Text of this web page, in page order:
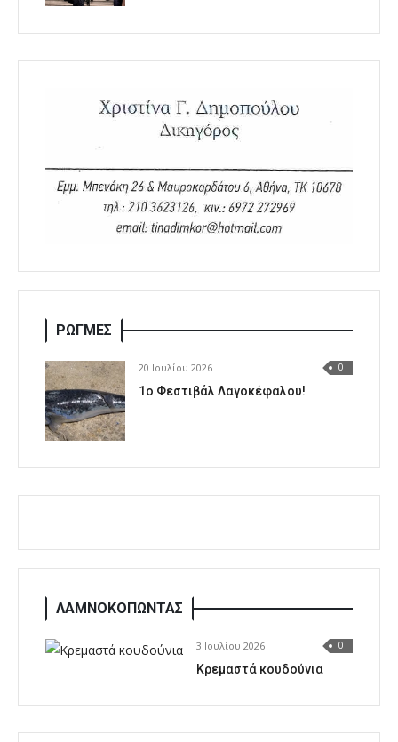
ΡΩΓΜΕΣ
20 Ιουλίου 2026 0
1o Φεστιβάλ Λαγοκέφαλου!
ΛΑΜΝΟΚΟΠΩΝΤΑΣ
3 Ιουλίου 2026 0
Κρεμαστά κουδούνια